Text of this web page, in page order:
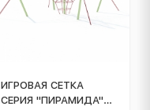
ИГРОВАЯ СЕТКА
СЕРИЯ "ПИРАМИДА"